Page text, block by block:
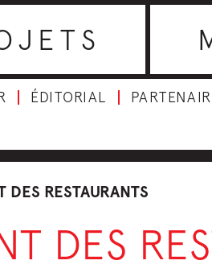
ÉDITORIAL
DES RESTAURANTS
DES